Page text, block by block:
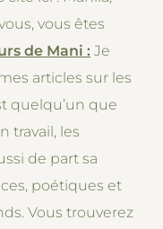
vous êtes
de Mani : Je
articles sur les
quelqu’un que
travail, les
de part sa
poétiques et
Vous trouverez